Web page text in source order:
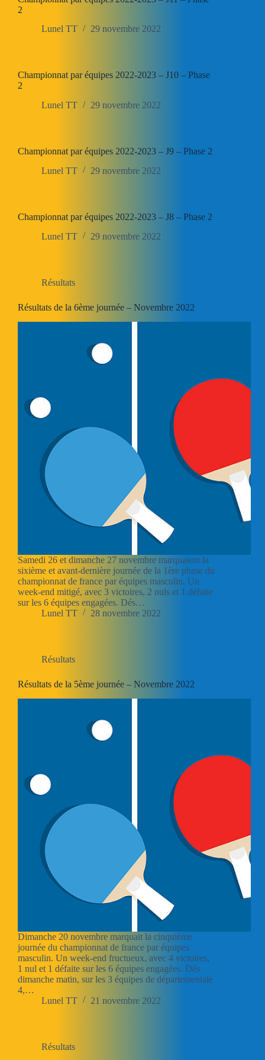
2
Lunel TT
29 novembre 2022
Championnat par équipes 2022-2023 – J10 – Phase
2
Lunel TT
29 novembre 2022
Championnat par équipes 2022-2023 – J9 – Phase 2
Lunel TT
29 novembre 2022
Championnat par équipes 2022-2023 – J8 – Phase 2
Lunel TT
29 novembre 2022
Résultats
Résultats de la 6ème journée – Novembre 2022
Samedi 26 et dimanche 27 novembre marquaient la
sixième et avant-dernière journée de la 1ère phase du
championnat de france par équipes masculin. Un
week-end mitigé, avec 3 victoires, 2 nuls et 1 défaite
sur les 6 équipes engagées. Dés…
Lunel TT
28 novembre 2022
Résultats
Résultats de la 5ème journée – Novembre 2022
Dimanche 20 novembre marquait la cinquième
journée du championnat de france par équipes
masculin. Un week-end fructueux, avec 4 victoires,
1 nul et 1 défaite sur les 6 équipes engagées. Dés
dimanche matin, sur les 3 équipes de départementale
4,…
Lunel TT
21 novembre 2022
Résultats